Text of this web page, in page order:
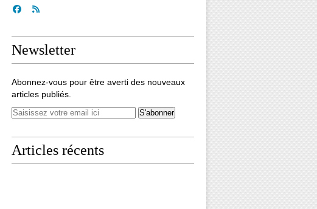
Newsletter
Abonnez-vous pour être averti des nouveaux
articles publiés.
Articles récents